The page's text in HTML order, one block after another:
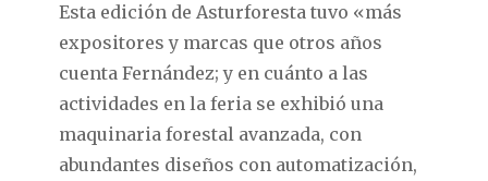
Esta edición de Asturforesta tuvo «más
expositores y marcas que otros años
cuenta Fernández; y en cuánto a las
actividades en la feria se exhibió una
maquinaria forestal avanzada, con
abundantes diseños con automatización,